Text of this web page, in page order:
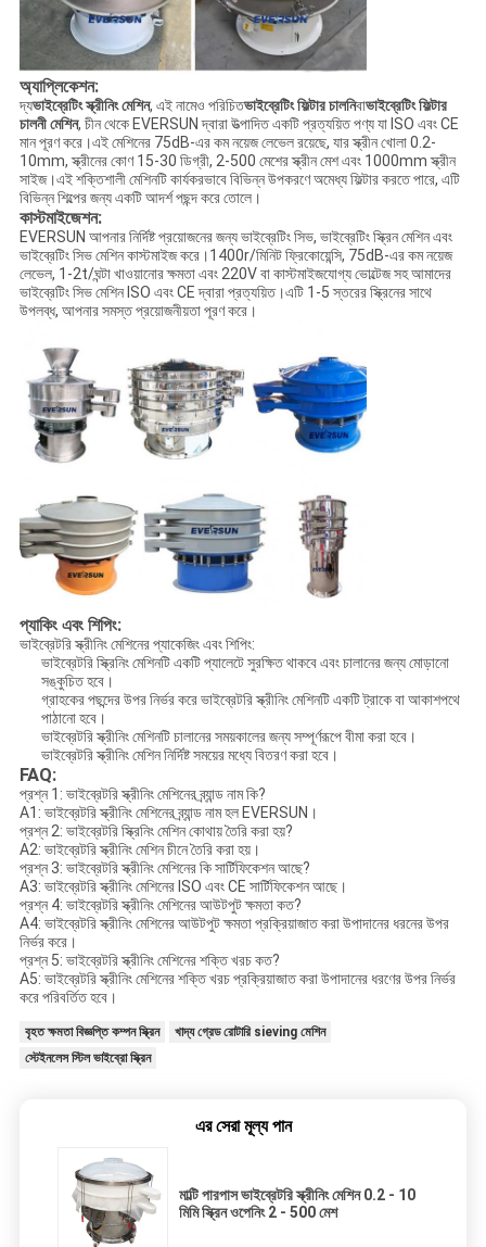
অ্যাপ্লিকেশন:
দ্যভাইব্রেটিং স্ক্রীনিং মেশিন, এই নামেও পরিচিতভাইব্রেটিং ফিল্টার চালনিবাভাইব্রেটিং ফিল্টার
চালনী মেশিন, চীন থেকে EVERSUN দ্বারা উত্পাদিত একটি প্রত্যয়িত পণ্য যা ISO এবং CE
মান পূরণ করে।এই মেশিনের 75dB-এর কম নয়েজ লেভেল রয়েছে, যার স্ক্রীন খোলা 0.2-
10mm, স্ক্রীনের কোণ 15-30 ডিগ্রী, 2-500 মেশের স্ক্রীন মেশ এবং 1000mm স্ক্রীন
সাইজ।এই শক্তিশালী মেশিনটি কার্যকরভাবে বিভিন্ন উপকরণে অমেধ্য ফিল্টার করতে পারে, এটি
বিভিন্ন শিল্পের জন্য একটি আদর্শ পছন্দ করে তোলে।
কাস্টমাইজেশন:
EVERSUN আপনার নির্দিষ্ট প্রয়োজনের জন্য ভাইব্রেটিং সিভ, ভাইব্রেটিং স্ক্রিন মেশিন এবং
ভাইব্রেটিং সিভ মেশিন কাস্টমাইজ করে।1400r/মিনিট ফ্রিকোয়েন্সি, 75dB-এর কম নয়েজ
লেভেল, 1-2t/ঘন্টা খাওয়ানোর ক্ষমতা এবং 220V বা কাস্টমাইজযোগ্য ভোল্টেজ সহ আমাদের
ভাইব্রেটিং সিভ মেশিন ISO এবং CE দ্বারা প্রত্যয়িত।এটি 1-5 স্তরের স্ক্রিনের সাথে
উপলব্ধ, আপনার সমস্ত প্রয়োজনীয়তা পূরণ করে।
প্যাকিং এবং শিপিং:
ভাইব্রেটরি স্ক্রীনিং মেশিনের প্যাকেজিং এবং শিপিং:
ভাইব্রেটরি স্ক্রিনিং মেশিনটি একটি প্যালেটে সুরক্ষিত থাকবে এবং চালানের জন্য মোড়ানো
সঙ্কুচিত হবে।
গ্রাহকের পছন্দের উপর নির্ভর করে ভাইব্রেটরি স্ক্রীনিং মেশিনটি একটি ট্রাকে বা আকাশপথে
পাঠানো হবে।
ভাইব্রেটরি স্ক্রীনিং মেশিনটি চালানের সময়কালের জন্য সম্পূর্ণরূপে বীমা করা হবে।
ভাইব্রেটরি স্ক্রীনিং মেশিন নির্দিষ্ট সময়ের মধ্যে বিতরণ করা হবে।
FAQ:
প্রশ্ন 1: ভাইব্রেটরি স্ক্রীনিং মেশিনের ব্র্যান্ড নাম কি?
A1: ভাইব্রেটরি স্ক্রীনিং মেশিনের ব্র্যান্ড নাম হল EVERSUN।
প্রশ্ন 2: ভাইব্রেটরি স্ক্রিনিং মেশিন কোথায় তৈরি করা হয়?
A2: ভাইব্রেটরি স্ক্রীনিং মেশিন চীনে তৈরি করা হয়।
প্রশ্ন 3: ভাইব্রেটরি স্ক্রীনিং মেশিনের কি সার্টিফিকেশন আছে?
A3: ভাইব্রেটরি স্ক্রীনিং মেশিনের ISO এবং CE সার্টিফিকেশন আছে।
প্রশ্ন 4: ভাইব্রেটরি স্ক্রীনিং মেশিনের আউটপুট ক্ষমতা কত?
A4: ভাইব্রেটরি স্ক্রীনিং মেশিনের আউটপুট ক্ষমতা প্রক্রিয়াজাত করা উপাদানের ধরনের উপর
নির্ভর করে।
প্রশ্ন 5: ভাইব্রেটরি স্ক্রীনিং মেশিনের শক্তি খরচ কত?
A5: ভাইব্রেটরি স্ক্রীনিং মেশিনের শক্তি খরচ প্রক্রিয়াজাত করা উপাদানের ধরণের উপর নির্ভর
করে পরিবর্তিত হবে।
বৃহত ক্ষমতা বিজ্ঞপ্তি কম্পন স্ক্রিন
খাদ্য গ্রেড রোটারি sieving মেশিন
স্টেইনলেস স্টিল ভাইব্রো স্ক্রিন
এর সেরা মূল্য পান
মাল্টি পারপাস ভাইব্রেটরি স্ক্রীনিং মেশিন 0.2 - 10
মিমি স্ক্রিন ওপেনিং 2 - 500 মেশ